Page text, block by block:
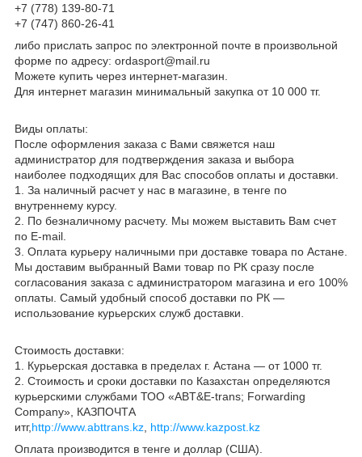
+7 (778) 139-80-71
+7 (747) 860-26-41
либо прислать запрос по электронной почте в произвольной
форме по адресу: ordasport@mail.ru
Можете купить через интернет-магазин.
Для интернет магазин минимальный закупка от 10 000 тг.
Виды оплаты:
После оформления заказа с Вами свяжется наш
администратор для подтверждения заказа и выбора
наиболее подходящих для Вас способов оплаты и доставки.
1. За наличный расчет у нас в магазине, в тенге по
внутреннему курсу.
2. По безналичному расчету. Мы можем выставить Вам счет
по Е-mail.
3. Оплата курьеру наличными при доставке товара по Астане.
Мы доставим выбранный Вами товар по РК сразу после
согласования заказа с администратором магазина и его 100%
оплаты. Самый удобный способ доставки по РК —
использование курьерских служб доставки.
Стоимость доставки:
1. Курьерская доставка в пределах г. Аcтана — от1000 тг.
2. Стоимость и сроки доставки по Казахстан определяются
курьерскими службами ТОО «ABT&E-trans; Forwarding
Company», КАЗПОЧТА
итг,http://www.abttrans.kz http://www.kazpost.kz
Оплата производится в тенге и доллар (США).